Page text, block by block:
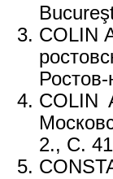
COLIN
COLIN
2., С.